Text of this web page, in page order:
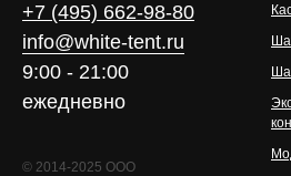
+7 (495) 662-98-80
info@white-tent.ru
9:00 - 21:00
ежедневно
© 2014-2025 ООО